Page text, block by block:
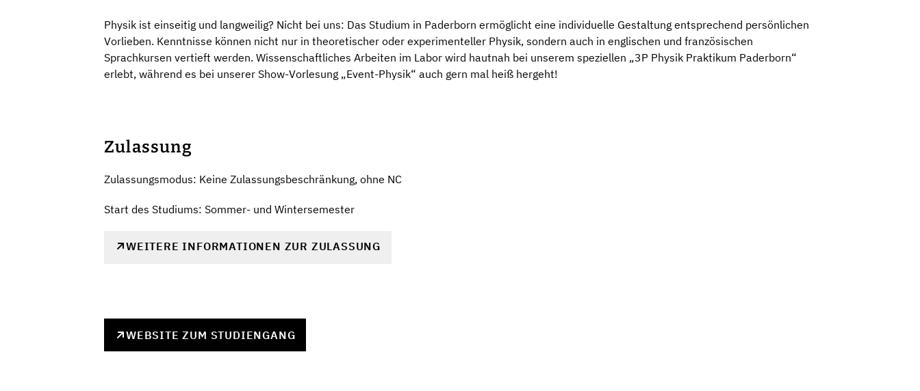
Physik ist einseitig und langweilig? Nicht bei uns: Das Studium in Paderborn ermöglicht eine individuelle Gestaltung entsprechend persönlichen
Vorlieben. Kenntnisse können nicht nur in theoretischer oder experimenteller Physik, sondern auch in englischen und französischen
Sprachkursen vertieft werden. Wissenschaftliches Arbeiten im Labor wird hautnah bei unserem speziellen „3P Physik Praktikum Paderborn“
erlebt, während es bei unserer Show-Vorlesung „Event-Physik“ auch gern mal heiß hergeht!
Zulassung
Zulassungsmodus: Keine Zulassungsbeschränkung, ohne NC
Start des Studiums: Sommer- und Wintersemester
WEITERE INFORMATIONEN ZUR ZULASSUNG
WEBSITE ZUM STUDIENGANG